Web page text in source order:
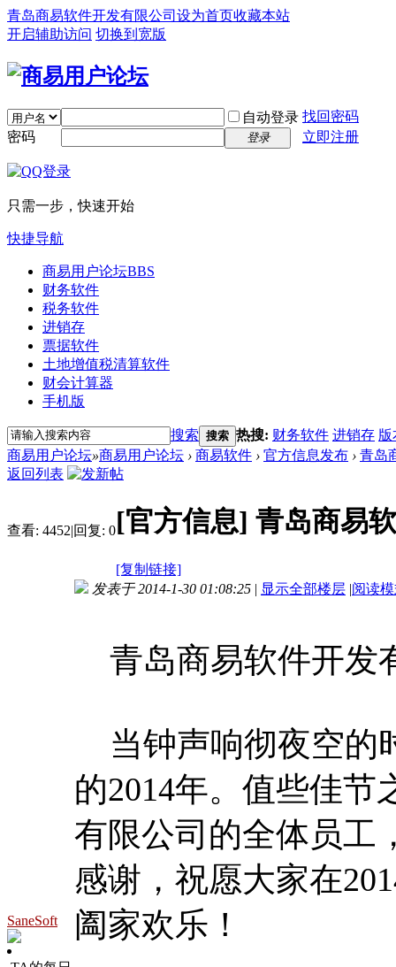
青岛商易软件开发有限公司 设为首页收藏本站
开启辅助访问 切换到宽版
自动登录 找回密码
密码
登录 立即注册
只需一步，快速开始
快捷导航
商易用户论坛BBS
财务软件
税务软件
进销存
票据软件
土地增值税清算软件
财会计算器
手机版
搜索 搜索 热搜: 财务软件 进销存 版
商易用户论坛»商易用户论坛 › 商易软件 › 官方信息发布 › 青岛
返回列表
查看: 4452|回复: 0[官方信息] 青岛商易
[复制链接]
SaneSoft
发表于 2014-1-30 01:08:25 | 显示全部楼层 |阅读
青岛商易软件开发
当钟声响彻夜空的
的2014年。值些佳
有限公司的全体员工
感谢，祝愿大家在
阖家欢乐！